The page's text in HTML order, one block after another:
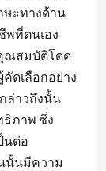
ะทางด้าน
พที่ตนเอง
ณสมบัติโดด
ดเลือกอย่าง
ล่าวถึงนั้น
ธิภาพ ซึ่ง
นต่อ
นั้นมีความ